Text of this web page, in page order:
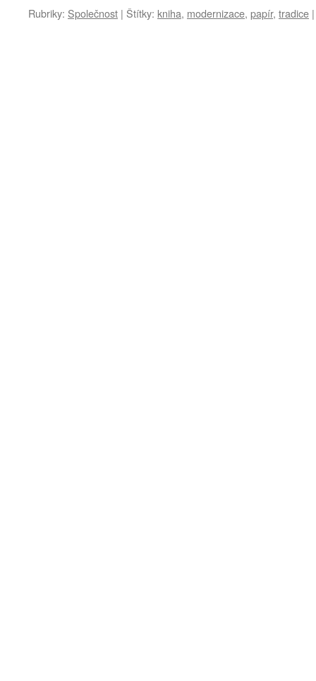
Rubriky: Společnost | Štítky: kniha, modernizace, papír, tradice |